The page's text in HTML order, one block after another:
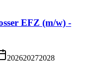
EFZ (m/w) -
202620272028